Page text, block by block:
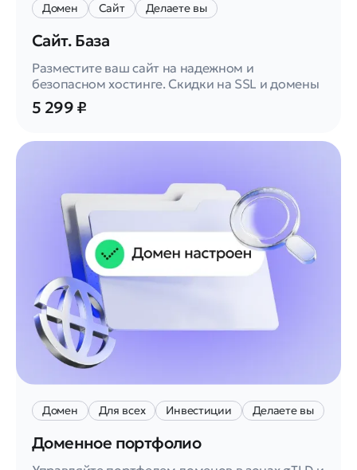
Домен Сайт Делаете вы
Сайт. База
Разместите ваш сайт на надежном и
безопасном хостинге. Скидки на SSL и домены
5 299 ₽
Домен Для всех Инвестиции Делаете вы
Доменное портфолио